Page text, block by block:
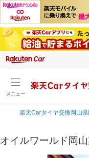
メニュー
楽天Carタイヤ
楽天Carタイヤ交換岡山県
オイルワールド岡